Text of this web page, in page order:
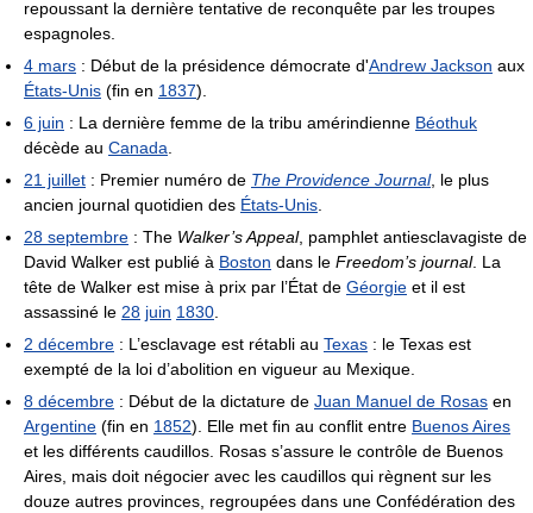
repoussant la dernière tentative de reconquête par les troupes
espagnoles.
4 mars : Début de la présidence démocrate d'Andrew Jackson aux
États-Unis (fin en 1837).
6 juin : La dernière femme de la tribu amérindienne Béothuk
décède au Canada.
21 juillet : Premier numéro de The Providence Journal, le plus
ancien journal quotidien des États-Unis.
28 septembre : The Walker’s Appeal, pamphlet antiesclavagiste de
David Walker est publié à Boston dans le Freedom’s journal. La
tête de Walker est mise à prix par l’État de Géorgie et il est
assassiné le 28 juin 1830.
2 décembre : L’esclavage est rétabli au Texas : le Texas est
exempté de la loi d’abolition en vigueur au Mexique.
8 décembre : Début de la dictature de Juan Manuel de Rosas en
Argentine (fin en 1852). Elle met fin au conflit entre Buenos Aires
et les différents caudillos. Rosas s’assure le contrôle de Buenos
Aires, mais doit négocier avec les caudillos qui règnent sur les
douze autres provinces, regroupées dans une Confédération des